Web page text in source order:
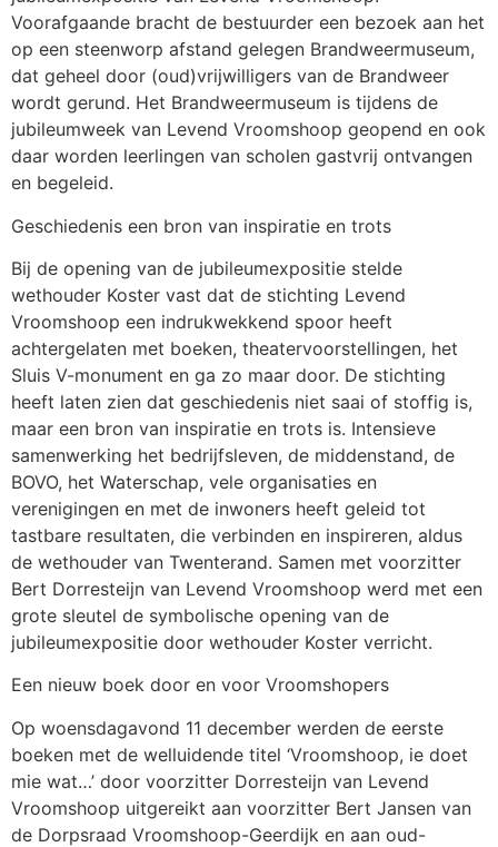
Voorafgaande bracht de bestuurder een bezoek aan het
op een steenworp afstand gelegen Brandweermuseum,
dat geheel door (oud)vrijwilligers van de Brandweer
wordt gerund. Het Brandweermuseum is tijdens de
jubileumweek van Levend Vroomshoop geopend en ook
daar worden leerlingen van scholen gastvrij ontvangen
en begeleid.
Geschiedenis een bron van inspiratie en trots
Bij de opening van de jubileumexpositie stelde
wethouder Koster vast dat de stichting Levend
Vroomshoop een indrukwekkend spoor heeft
achtergelaten met boeken, theatervoorstellingen, het
Sluis V-monument en ga zo maar door. De stichting
heeft laten zien dat geschiedenis niet saai of stoffig is,
maar een bron van inspiratie en trots is. Intensieve
samenwerking het bedrijfsleven, de middenstand, de
BOVO, het Waterschap, vele organisaties en
verenigingen en met de inwoners heeft geleid tot
tastbare resultaten, die verbinden en inspireren, aldus
de wethouder van Twenterand. Samen met voorzitter
Bert Dorresteijn van Levend Vroomshoop werd met een
grote sleutel de symbolische opening van de
jubileumexpositie door wethouder Koster verricht.
Een nieuw boek door en voor Vroomshopers
Op woensdagavond 11 december werden de eerste
boeken met de welluidende titel ‘Vroomshoop, ie doet
mie wat…’ door voorzitter Dorresteijn van Levend
Vroomshoop uitgereikt aan voorzitter Bert Jansen van
de Dorpsraad Vroomshoop-Geerdijk en aan oud-